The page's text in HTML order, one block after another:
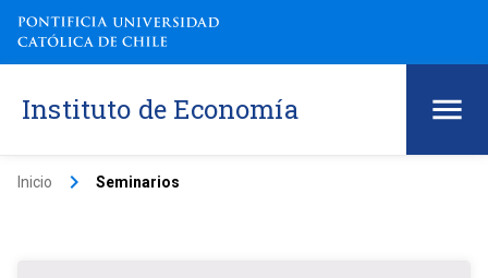
Instituto de Economía
Inicio keyboard_arrow_right Seminarios